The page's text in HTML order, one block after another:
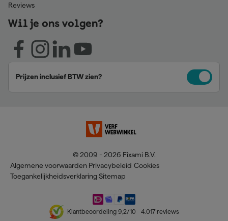
Reviews
Wil je ons volgen?
Prijzen inclusief BTW zien?
© 2009 - 2026 Fixami B.V.
Algemene voorwaarden Privacybeleid Cookies
Toegankelijkheidsverklaring Sitemap
Klantbeoordeling 9,2/10 4.017 reviews